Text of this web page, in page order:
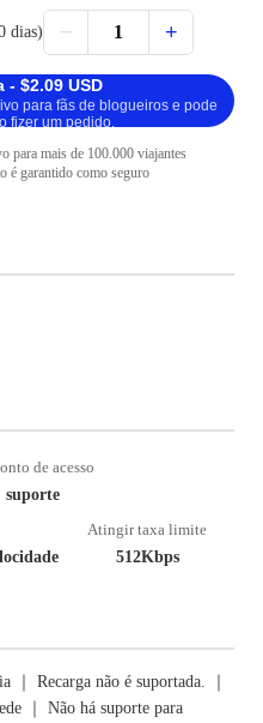
dias) − 1 +
- $2.09 USD
para fãs de blogueiros e pode
fizer um pedido.
para mais de 100.000 viajantes
é garantido como seguro
de acesso
suporte
Atingir taxa limite
512Kbps
｜ Recarga não é suportada. ｜
｜ Não há suporte para